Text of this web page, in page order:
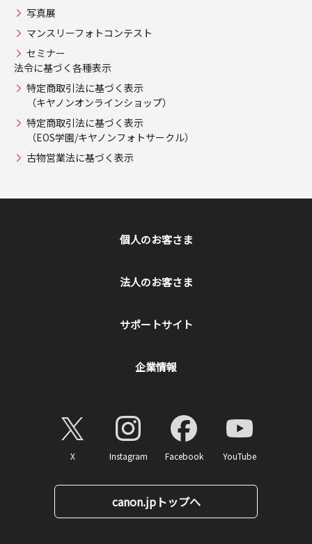
写真展
マンスリーフォトコンテスト
セミナー
法令に基づく各種表示
特定商取引法に基づく表示
（キヤノンオンラインショップ）
特定商取引法に基づく表示
（EOS学園/キヤノンフォトサークル）
古物営業法に基づく表示
個人のお客さま
法人のお客さま
サポートサイト
企業情報
X Instagram Facebook YouTube
canon.jpトップへ